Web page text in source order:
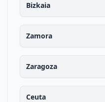
Bizkaia
Zamora
Zaragoza
Ceuta